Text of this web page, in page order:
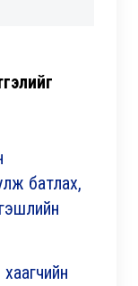
батлах,